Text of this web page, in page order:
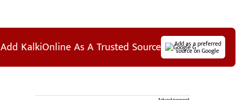
Add KalkiOnline As A Trusted Source Add as a preferred
source on Google